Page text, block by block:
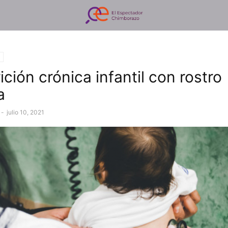
crónica infantil con rostro
- julio 10, 2021